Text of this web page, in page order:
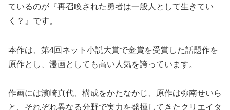
ているのが『再召喚された勇者は一般人として生きてい
く？』です。
本作は、第4回ネット小説大賞で金賞を受賞した話題作を
原作とし、漫画としても高い人気を誇っています。
作画には濱崎真代、構成をかたなかじ、原作は弥南せいら
と、それぞれ異なる分野で実力を発揮してきたクリエイタ